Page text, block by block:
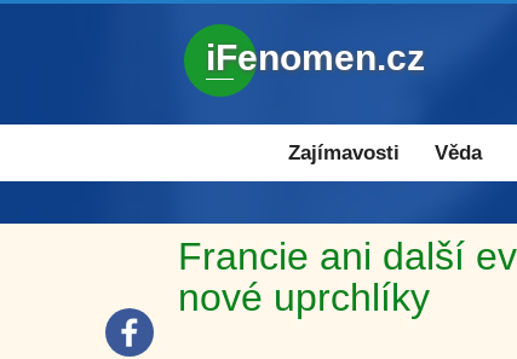
iFenomen.cz
Zajímavosti Věda
Francie ani další
nové uprchlíky